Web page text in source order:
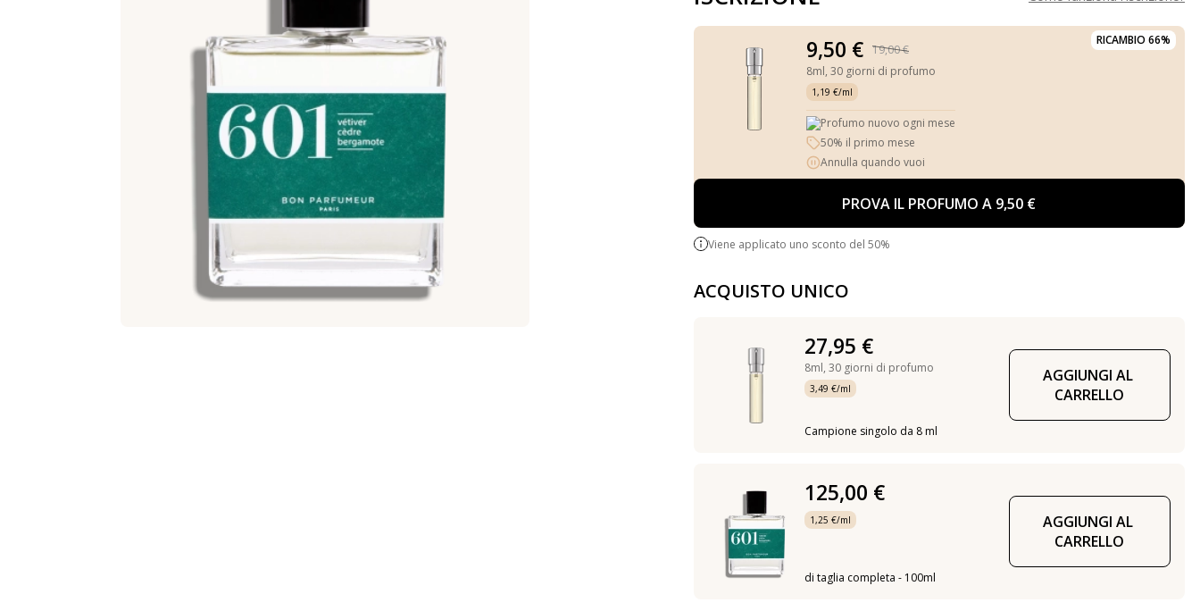
RICAMBIO 66%
9,50 €
19,00 €
8ml, 30 giorni di profumo
1,19 €/ml
Profumo nuovo ogni mese
50% il primo mese
Annulla quando vuoi
PROVA IL PROFUMO A 9,50 €
Viene applicato uno sconto del 50%
ACQUISTO UNICO
27,95 €
8ml, 30 giorni di profumo
3,49 €/ml
Campione singolo da 8 ml
AGGIUNGI AL
CARRELLO
125,00 €
1,25 €/ml
di taglia completa - 100ml
AGGIUNGI AL
CARRELLO